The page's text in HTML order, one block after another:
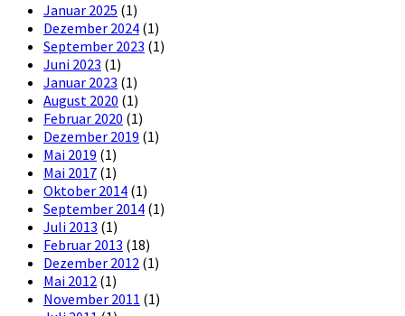
Januar 2025 (1)
Dezember 2024 (1)
September 2023 (1)
Juni 2023 (1)
Januar 2023 (1)
August 2020 (1)
Februar 2020 (1)
Dezember 2019 (1)
Mai 2019 (1)
Mai 2017 (1)
Oktober 2014 (1)
September 2014 (1)
Juli 2013 (1)
Februar 2013 (18)
Dezember 2012 (1)
Mai 2012 (1)
November 2011 (1)